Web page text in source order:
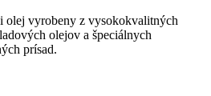
olej vyrobeny z vysokokvalitných
olejov a špeciálnych
prísad.